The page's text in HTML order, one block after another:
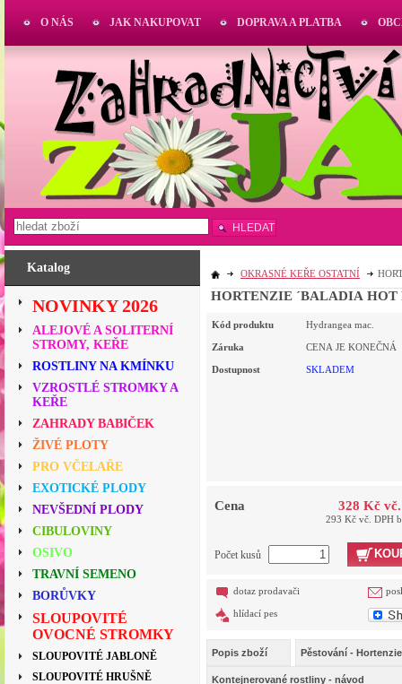
Katalog
NOVINKY 2026
ALEJOVÉ A SOLITERNÍ
STROMY, KEŘE
ROSTLINY NA KMÍNKU
VZROSTLÉ STROMKY A
KEŘE
ZAHRADY BABIČEK
ŽIVÉ PLOTY
PRO VČELAŘE
EXOTICKÉ PLODY
NEVŠEDNÍ PLODY
CIBULOVINY
OSIVO
TRAVNÍ SEMENO
BORŮVKY
SLOUPOVITÉ
OVOCNÉ STROMKY
SLOUPOVITÉ JABLONĚ
SLOUPOVITÉ HRUŠNĚ
OKRASNÉ KEŘE OSTATNÍ
HORTENZIE ´BALADIA HOT
Kód produktu Hydrangea mac.
Záruka CENA JE KONEČNÁ
Dostupnost SKLADEM
Cena 328 Kč
293 Kč vč. DPH
Počet kusů
dotaz prodavači
hlídací pes
Popis zboží Pěstování -
Kontejnerované rostliny - návod
O NÁS JAK NAKUPOVAT DOPRAVA A PLATBA
HLEDAT